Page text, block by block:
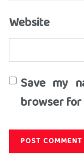
Website
Save my
browser for